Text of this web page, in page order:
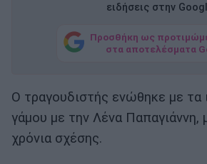
ειδήσεις στην
Προσθήκη ως
στα αποτελέσματα
Ο τραγουδιστής ενώθηκε με τα
γάμου με την Λένα Παπαγιάννη,
χρόνια σχέσης.